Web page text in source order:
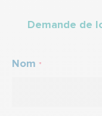
Demande de
*
Nom